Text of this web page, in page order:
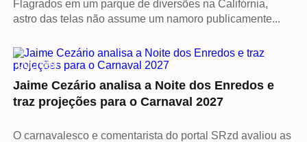
Flagrados em um parque de diversões na Califórnia,
astro das telas não assume um namoro publicamente...
CULTURA
Jaime Cezário analisa a Noite dos Enredos e
traz projeções para o Carnaval 2027
O carnavalesco e comentarista do portal SRzd avaliou as